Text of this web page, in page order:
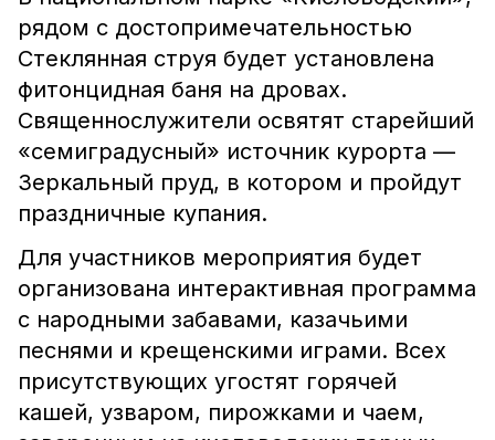
рядом с достопримечательностью
Стеклянная струя будет установлена
фитонцидная баня на дровах.
Священнослужители освятят старейший
«семиградусный» источник курорта —
Зеркальный пруд, в котором и пройдут
праздничные купания.
Для участников мероприятия будет
организована интерактивная программа
с народными забавами, казачьими
песнями и крещенскими играми. Всех
присутствующих угостят горячей
кашей, узваром, пирожками и чаем,